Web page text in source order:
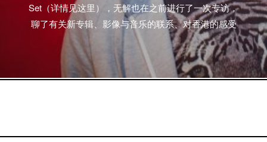
Set（详情见这里），无解也在之前进行了一次专访，
聊了有关新专辑、影像与音乐的联系、对香港的感受
等。